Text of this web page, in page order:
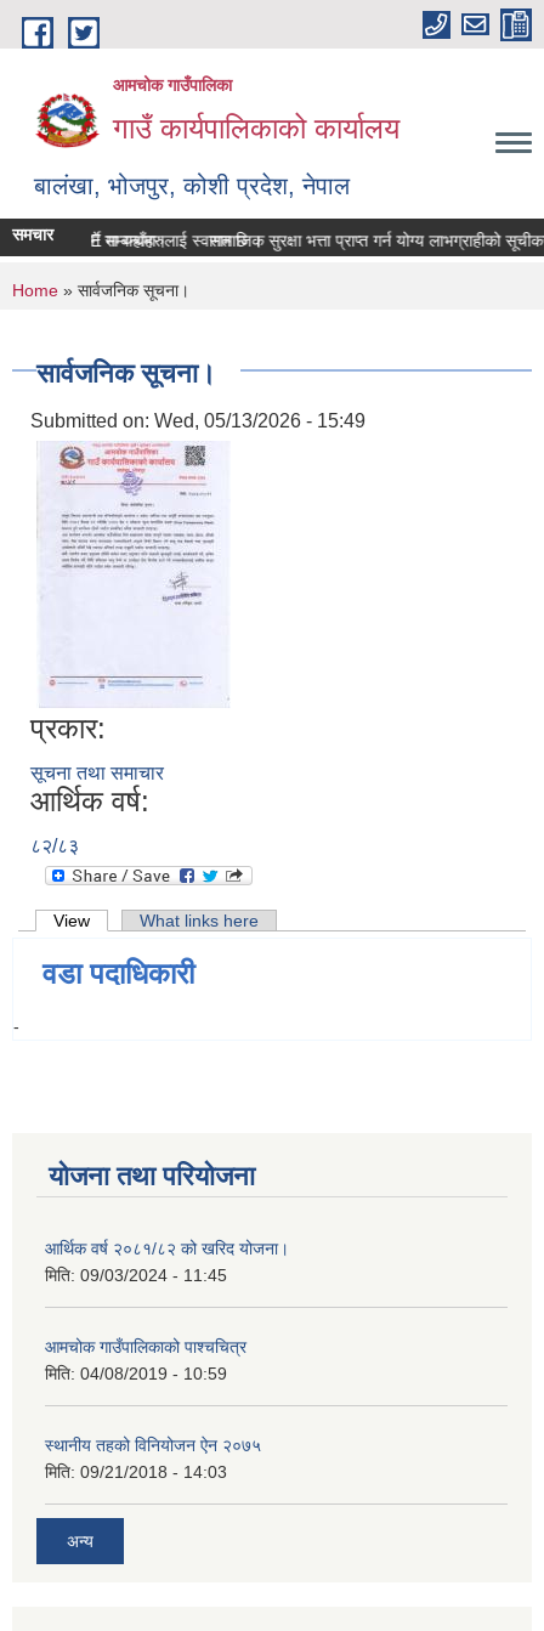
Skip to main content
आमचोक गाउँपालिका
गाउँ कार्यपालिकाको कार्यालय
बालंखा, भोजपुर, कोशी प्रदेश, नेपाल
WEBSITE मा यहाँहरुलाई स्वागत छ ।
समचार
विवरण पेश गर्ने सम्बन्धमा। सामाजिक सुरक्षा भत्ता प्राप्‍त गर्न योग्य लाभग्राहीको
You are here
Home » सार्वजनिक सूचना।
सार्वजनिक सूचना।
Submitted on: Wed, 05/13/2026 - 15:49
प्रकार:
सूचना तथा समाचार
आर्थिक वर्ष:
८२/८३
Primary tabs
View (active tab)What links here
वडा पदाधिकारी
-
योजना तथा परियोजना
आर्थिक वर्ष २०८१/८२ को खरिद योजना।
मिति: 09/03/2024 - 11:45
आमचोक गाउँपालिकाको पाश्चचित्र
मिति: 04/08/2019 - 10:59
स्थानीय तहको विनियोजन ऐन २०७५
मिति: 09/21/2018 - 14:03
अन्य